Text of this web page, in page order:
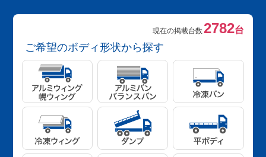
現在の掲載台数2782台
ご希望のボディ形状から探す